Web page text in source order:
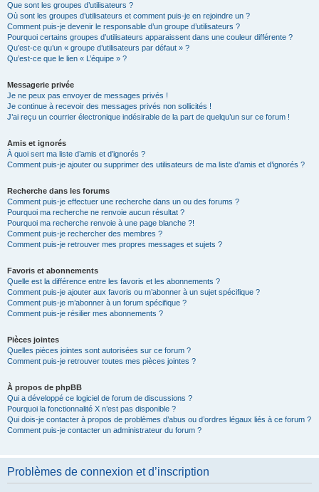
Que sont les groupes d’utilisateurs ?
Où sont les groupes d’utilisateurs et comment puis-je en rejoindre un ?
Comment puis-je devenir le responsable d’un groupe d’utilisateurs ?
Pourquoi certains groupes d’utilisateurs apparaissent dans une couleur différente ?
Qu’est-ce qu’un « groupe d’utilisateurs par défaut » ?
Qu’est-ce que le lien « L’équipe » ?
Messagerie privée
Je ne peux pas envoyer de messages privés !
Je continue à recevoir des messages privés non sollicités !
J’ai reçu un courrier électronique indésirable de la part de quelqu’un sur ce forum !
Amis et ignorés
À quoi sert ma liste d’amis et d’ignorés ?
Comment puis-je ajouter ou supprimer des utilisateurs de ma liste d’amis et d’ignorés ?
Recherche dans les forums
Comment puis-je effectuer une recherche dans un ou des forums ?
Pourquoi ma recherche ne renvoie aucun résultat ?
Pourquoi ma recherche renvoie à une page blanche ?!
Comment puis-je rechercher des membres ?
Comment puis-je retrouver mes propres messages et sujets ?
Favoris et abonnements
Quelle est la différence entre les favoris et les abonnements ?
Comment puis-je ajouter aux favoris ou m’abonner à un sujet spécifique ?
Comment puis-je m’abonner à un forum spécifique ?
Comment puis-je résilier mes abonnements ?
Pièces jointes
Quelles pièces jointes sont autorisées sur ce forum ?
Comment puis-je retrouver toutes mes pièces jointes ?
À propos de phpBB
Qui a développé ce logiciel de forum de discussions ?
Pourquoi la fonctionnalité X n’est pas disponible ?
Qui dois-je contacter à propos de problèmes d’abus ou d’ordres légaux liés à ce forum ?
Comment puis-je contacter un administrateur du forum ?
Problèmes de connexion et d’inscription